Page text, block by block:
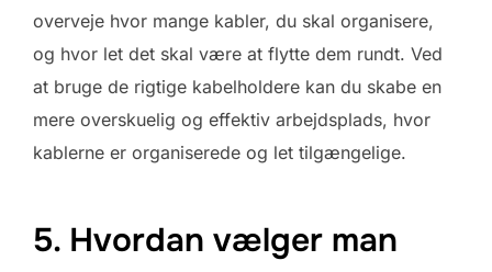
overveje hvor mange kabler, du skal organisere,
og hvor let det skal være at flytte dem rundt. Ved
at bruge de rigtige kabelholdere kan du skabe en
mere overskuelig og effektiv arbejdsplads, hvor
kablerne er organiserede og let tilgængelige.
5. Hvordan vælger man